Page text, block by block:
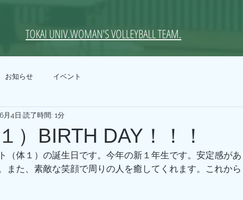
TOKAI UNIV.WOMAN'S VOLLEYBALL TEAM.
お知らせ イベント
）BIRTH DAY！！！
月4日 読了時間: 1分
（体１）の誕生日です。今年の新１年生です。安定感があ
また、素敵な笑顔で周りの人を癒してくれます。これから